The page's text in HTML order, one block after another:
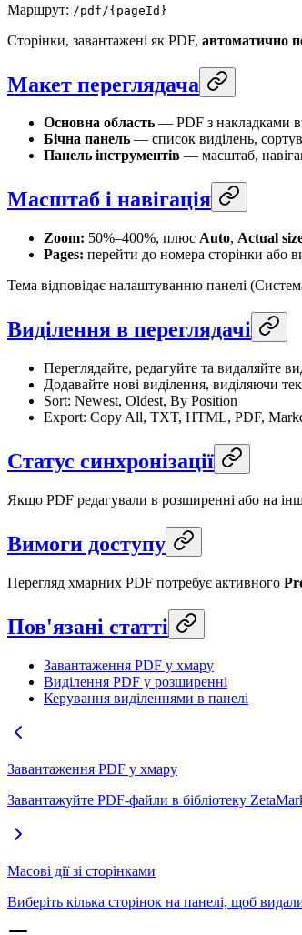
Маршрут: /pdf/{pageId}
Сторінки, завантажені як PDF, автоматично
Макет переглядача
Основна область — PDF з накладками
Бічна панель — список виділень,
Панель інструментів — масштаб,
Масштаб і навігація
Zoom: 50%–400%, плюс Auto, Actual
Pages: перейти до номера сторінки або
Тема відповідає налаштуванню панелі
Виділення в переглядачі
Переглядайте, редагуйте та видаляйте
Додавайте нові виділення, виділяючи
Sort: Newest, Oldest, By Position
Export: Copy All, TXT, HTML, PDF,
Статус синхронізації
Якщо PDF редагували в розширенні або на
Вимоги доступу
Перегляд хмарних PDF потребує активного
Пов'язані статті
Завантаження PDF у хмару
Виділення PDF у розширенні
Керування виділеннями в панелі
Завантаження PDF у хмару
Завантажуйте PDF-файли в бібліотеку
Масові дії зі сторінками
Виберіть кілька сторінок на панелі, щоб